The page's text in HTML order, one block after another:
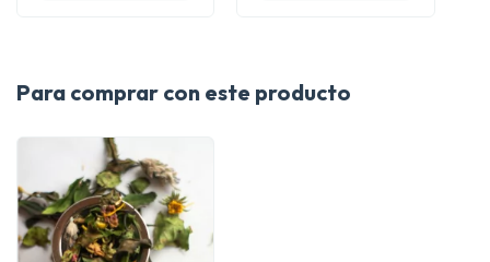
Para comprar con este producto